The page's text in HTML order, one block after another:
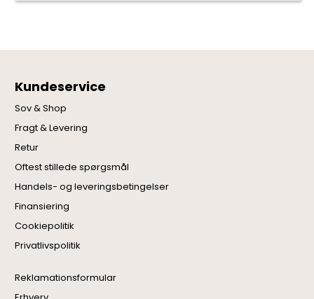
Kundeservice
Sov & Shop
Fragt & Levering
Retur
Oftest stillede spørgsmål
Handels- og leveringsbetingelser
Finansiering
Cookiepolitik
Privatlivspolitik
Reklamationsformular